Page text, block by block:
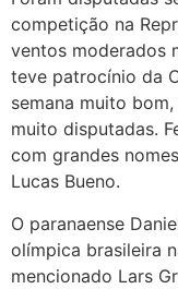
competição na
ventos moderados
teve patrocínio da
semana muito
muito disputadas.
com grandes
Lucas Bueno.
O paranaense
olímpica brasileira
mencionado Lars